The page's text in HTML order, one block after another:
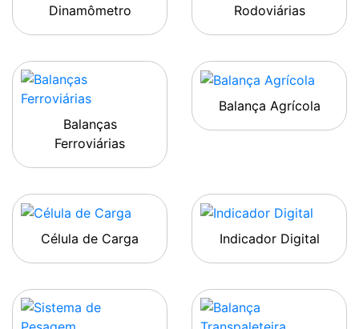
Dinamômetro
Rodoviárias
Balanças
Ferroviárias
Balança Agrícola
Célula de Carga Indicador Digital